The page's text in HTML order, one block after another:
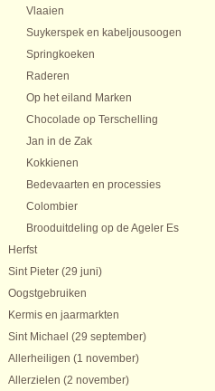
Vlaaien
Suykerspek en kabeljousoogen
Springkoeken
Raderen
Op het eiland Marken
Chocolade op Terschelling
Jan in de Zak
Kokkienen
Bedevaarten en processies
Colombier
Brooduitdeling op de Ageler Es
Herfst
Sint Pieter (29 juni)
Oogstgebruiken
Kermis en jaarmarkten
Sint Michael (29 september)
Allerheiligen (1 november)
Allerzielen (2 november)